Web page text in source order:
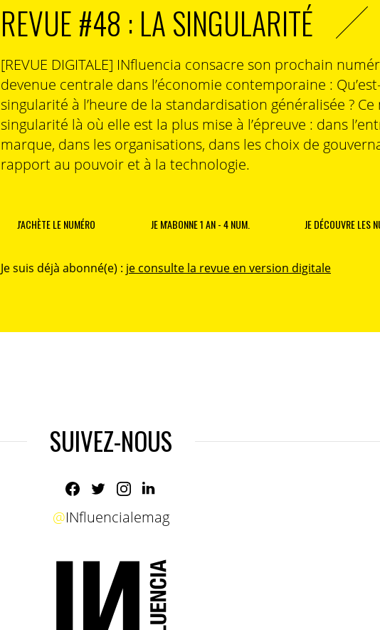
REVUE #48 : LA SINGULARITÉ
[REVUE DIGITALE] INfluencia consacre son prochain
devenue centrale dans l’économie contemporaine :
singularité à l’heure de la standardisation généralisée ?
singularité là où elle est la plus mise à l’épreuve : dans
marque, dans les organisations, dans les choix de
rapport au pouvoir et à la technologie.
J'ACHÈTE LE NUMÉRO JE M'ABONNE 1 AN - 4 NUM. JE DÉCOUVRE LES
Je suis déjà abonné(e) : je consulte la revue en version digitale
SUIVEZ-NOUS
@INfluencialemag